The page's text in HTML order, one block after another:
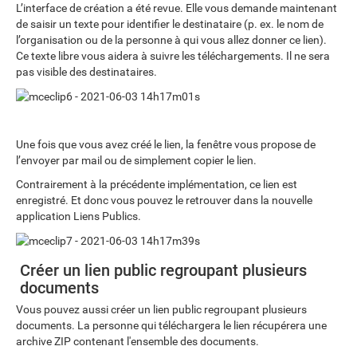
L’interface de création a été revue. Elle vous demande maintenant
de saisir un texte pour identifier le destinataire (p. ex. le nom de
l’organisation ou de la personne à qui vous allez donner ce lien).
Ce texte libre vous aidera à suivre les téléchargements. Il ne sera
pas visible des destinataires.
Une fois que vous avez créé le lien, la fenêtre vous propose de
l’envoyer par mail ou de simplement copier le lien.
Contrairement à la précédente implémentation, ce lien est
enregistré. Et donc vous pouvez le retrouver dans la nouvelle
application Liens Publics.
Créer un lien public regroupant plusieurs
documents
Vous pouvez aussi créer un lien public regroupant plusieurs
documents. La personne qui téléchargera le lien récupérera une
archive ZIP contenant l'ensemble des documents.